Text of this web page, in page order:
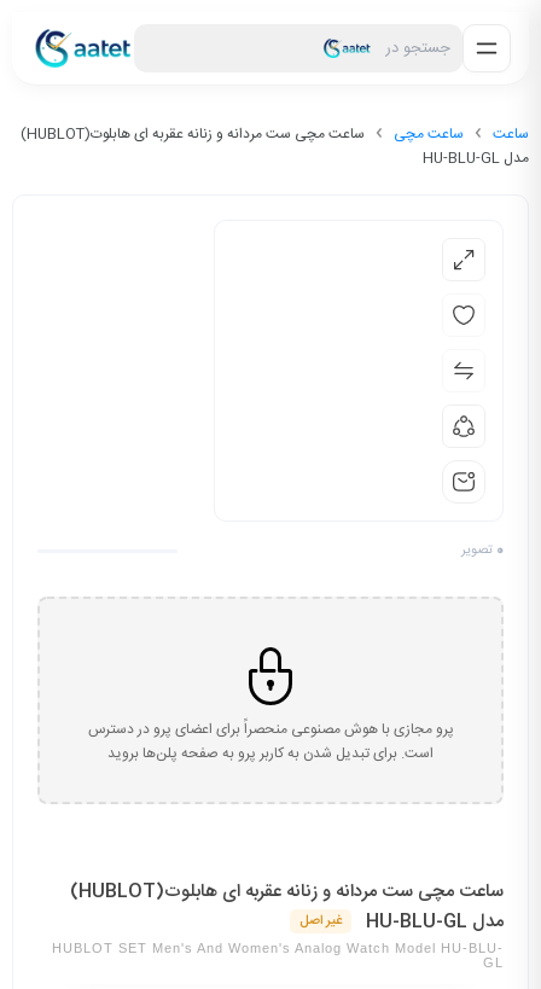
جستجو در
ساعت ساعت مچی
ساعت مچی ست مردانه و زنانه عقربه ای هابلوت(HUBLOT)
مدل HU-BLU-GL
0 تصویر
پرو مجازی با هوش مصنوعی منحصراً برای اعضای پرو در دسترس
است. برای تبدیل شدن به کاربر پرو به صفحه پلن‌ها بروید
ساعت مچی ست مردانه و زنانه عقربه ای هابلوت(HUBLOT)
مدل HU-BLU-GL
غیر اصل
HUBLOT SET Men's And Women's Analog Watch Model HU-BLU-
GL